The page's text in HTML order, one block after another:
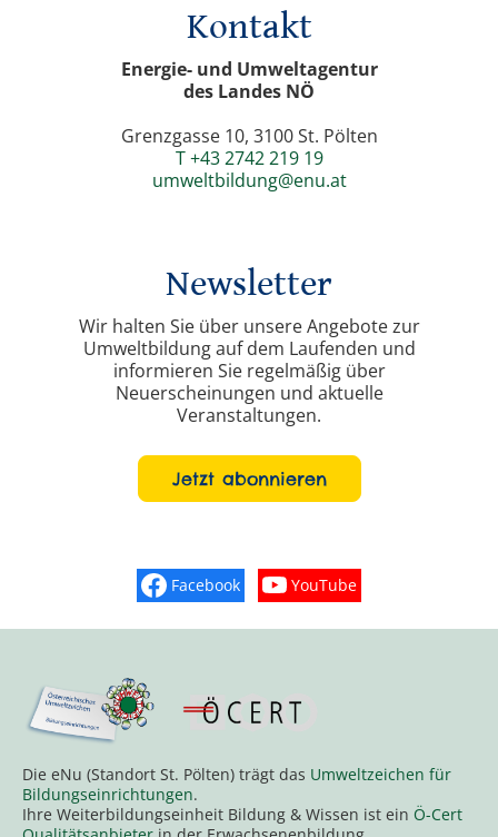
Kontakt
Energie- und Umweltagentur
des Landes NÖ
Grenzgasse 10, 3100 St. Pölten
T +43 2742 219 19
umweltbildung@enu.at
Newsletter
Wir halten Sie über unsere Angebote zur
Umweltbildung auf dem Laufenden und
informieren Sie regelmäßig über
Neuerscheinungen und aktuelle
Veranstaltungen.
Jetzt abonnieren
Finden Sie „So schmeckt
Facebook Sehen Sie mehr
YouTube
Die eNu (Standort St. Pölten) trägt das Umweltzeichen für
Bildungseinrichtungen.
Ihre Weiterbildungseinheit Bildung & Wissen ist ein Ö-Cert